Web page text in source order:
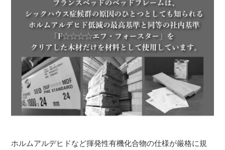
ホルムアルデヒドなど揮発性有機化合物の仕様が厳格に規